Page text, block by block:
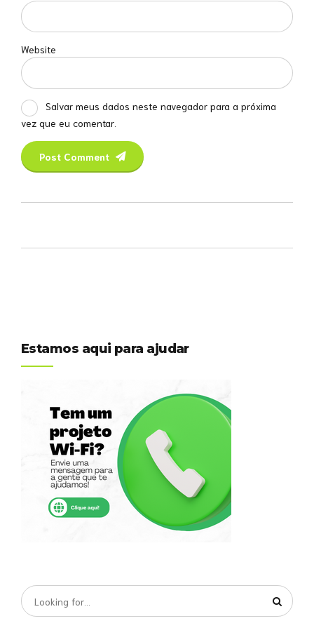
Website
Salvar meus dados neste navegador para a próxima
vez que eu comentar.
Post Comment
Estamos aqui para ajudar